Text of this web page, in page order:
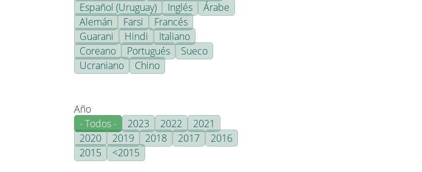
Español (Uruguay)
Inglés
Árabe
Alemán
Farsi
Francés
Guarani
Hindi
Italiano
Coreano
Portugués
Sueco
Ucraniano
Chino
Año
- Todos -
2023 2022
2021
2020
2019 2018 2017
2016
2015
<2015